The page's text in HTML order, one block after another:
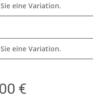
eine Variation.
eine Variation.
€